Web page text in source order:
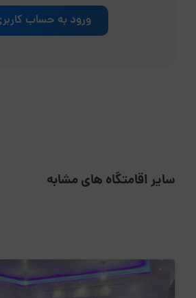
ورود به حساب
سایر اقامتگاه های مشابه